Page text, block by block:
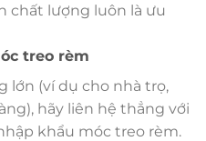
chất lượng luôn là ưu
treo rèm
lớn (ví dụ cho nhà trọ,
hãy liên hệ thẳng với
khẩu móc treo rèm.